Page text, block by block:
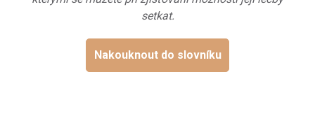
setkat.
Nakouknout do slovníku